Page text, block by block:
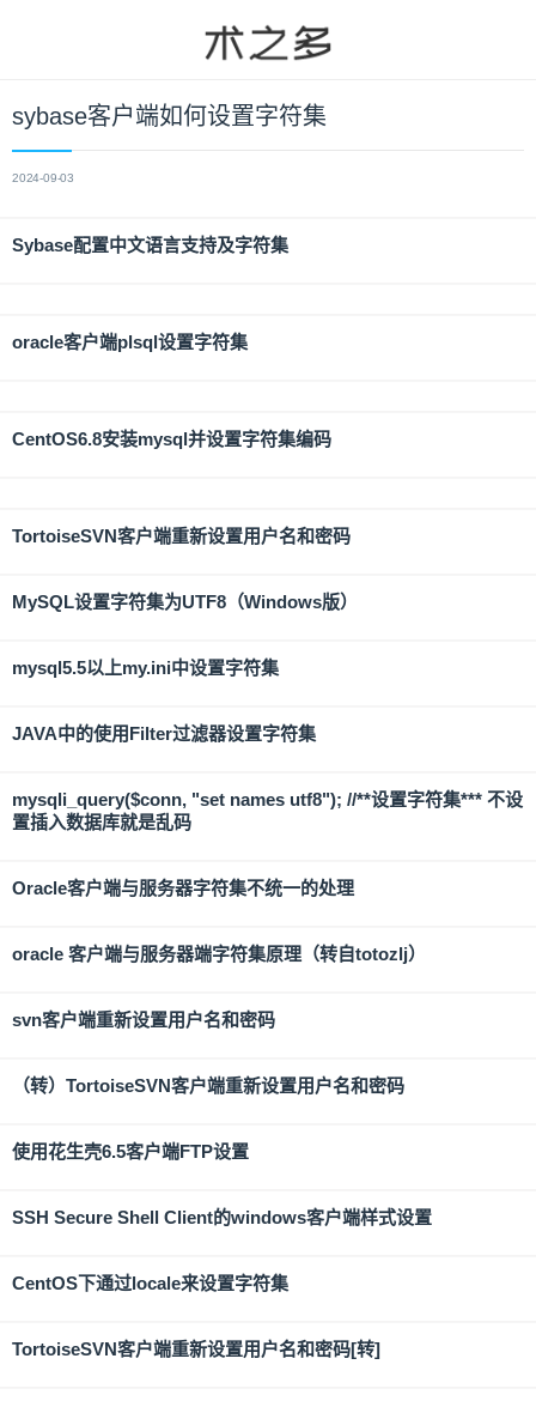
sybase客户端如何设置字符集
2024-09-03
Sybase配置中文语言支持及字符集
oracle客户端plsql设置字符集
CentOS6.8安装mysql并设置字符集编码
TortoiseSVN客户端重新设置用户名和密码
MySQL设置字符集为UTF8（Windows版）
mysql5.5以上my.ini中设置字符集
JAVA中的使用Filter过滤器设置字符集
mysqli_query($conn, "set names utf8"); //**设置字符集*** 不设
置插入数据库就是乱码
Oracle客户端与服务器字符集不统一的处理
oracle 客户端与服务器端字符集原理（转自totozlj）
svn客户端重新设置用户名和密码
（转）TortoiseSVN客户端重新设置用户名和密码
使用花生壳6.5客户端FTP设置
SSH Secure Shell Client的windows客户端样式设置
CentOS下通过locale来设置字符集
TortoiseSVN客户端重新设置用户名和密码[转]